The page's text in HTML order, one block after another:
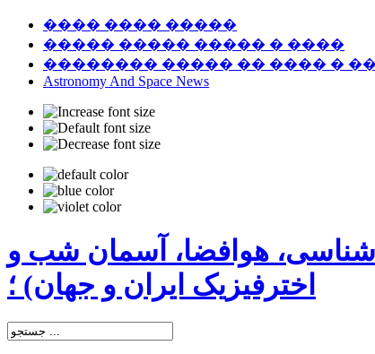
���� ���� �����
����� ����� ����� � ����
�������� ����� �� ���� �
Astronomy And Space News
شناسی، هوافضا، آسمان شب و
اخترفیزیک ایران و جهان) ؛